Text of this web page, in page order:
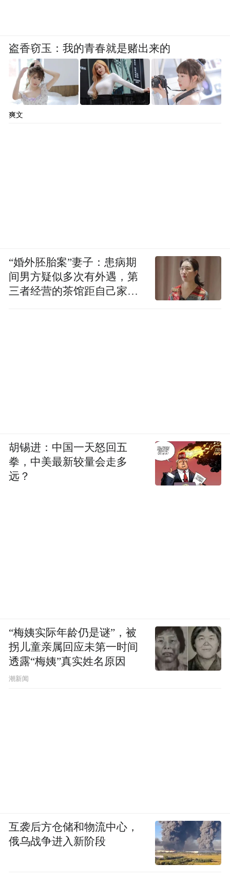
盗香窃玉：我的青春就是赌出来的
爽文
“婚外胚胎案”妻子：患病期
间男方疑似多次有外遇，第
三者经营的茶馆距自己家步
胡锡进：中国一天怒回五
拳，中美最新较量会走多
远？
“梅姨实际年龄仍是谜”，被
拐儿童亲属回应未第一时间
透露“梅姨”真实姓名原因
潮新闻
互袭后方仓储和物流中心，
俄乌战争进入新阶段